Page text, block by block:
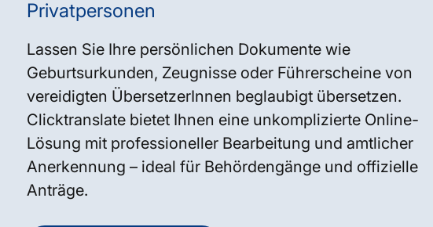
Privatpersonen
Lassen Sie Ihre persönlichen Dokumente wie
Geburtsurkunden, Zeugnisse oder Führerscheine von
vereidigten ÜbersetzerInnen beglaubigt übersetzen.
Clicktranslate bietet Ihnen eine unkomplizierte Online-
Lösung mit professioneller Bearbeitung und amtlicher
Anerkennung – ideal für Behördengänge und offizielle
Anträge.